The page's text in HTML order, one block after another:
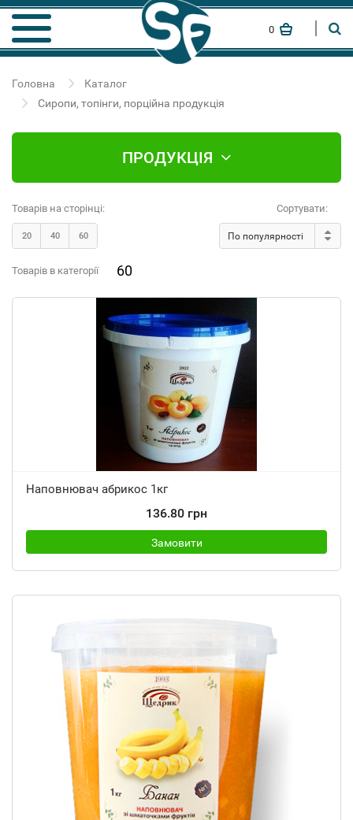
0
Головна
Каталог
Сиропи, топінги, порційна продукція
ПРОДУКЦІЯ
Товарів на сторінці:
20 40 60
Сортувати:
По популярності
Товарів в категорії 60
Наповнювач абрикос 1кг
136.80 грн
Замовити